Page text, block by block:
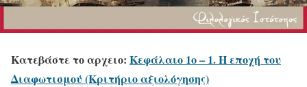
Κατεβάστε το αρχειο: Κεφάλαιο 1ο – 1. Η εποχή του
Διαφωτισμού (Κριτήριο αξιολόγησης)